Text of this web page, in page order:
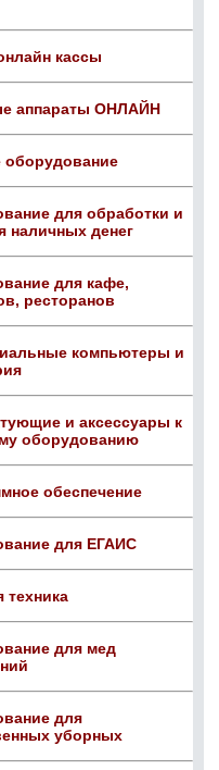
кассы
аппараты ОНЛАЙН
оборудование
для обработки и
наличных денег
для кафе,
ресторанов
компьютеры и
и аксессуары к
оборудованию
обеспечение
для ЕГАИС
для мед
для
уборных